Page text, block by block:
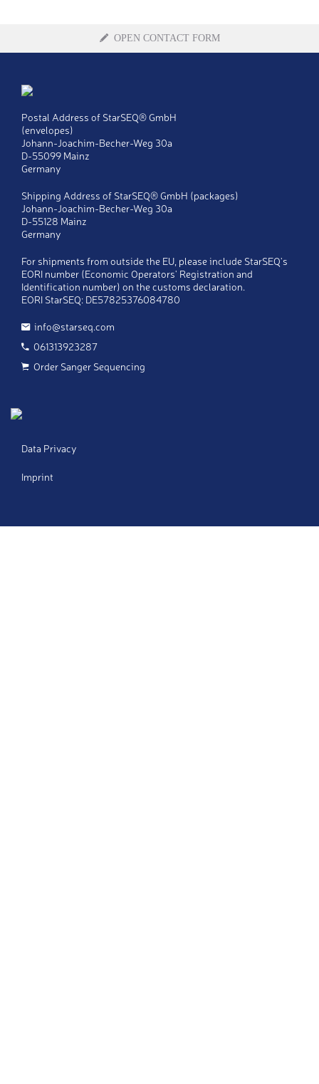
OPEN CONTACT FORM
Last name *
First name *
Company *
Telephone *
E-Mail *
Notes
Postal Address of StarSEQ® GmbH
(envelopes)
Johann-Joachim-Becher-Weg 30a
D-55099 Mainz
Germany
Shipping Address of StarSEQ® GmbH (packages)
Johann-Joachim-Becher-Weg 30a
D-55128 Mainz
Germany
For shipments from outside the EU, please include StarSEQ's
EORI number (Economic Operators' Registration and
Identification number) on the customs declaration.
EORI StarSEQ: DE57825376084780
info@starseq.com
061313923287
Order Sanger Sequencing
Data Privacy
Imprint